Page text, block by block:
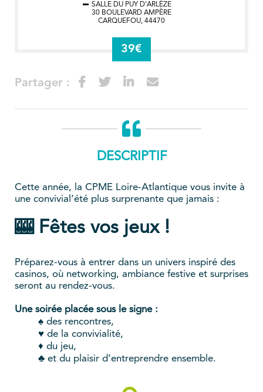
SALLE DU PUY D'ARLÈZE
30 BOULEVARD AMPÈRE
CARQUEFOU, 44470
39€
Partager :
DESCRIPTIF
Cette année, la CPME Loire-Atlantique vous invite à
une convivial’été plus surprenante que jamais :
🎰 Fêtes vos jeux !
Préparez-vous à entrer dans un univers inspiré des
casinos, où networking, ambiance festive et surprises
seront au rendez-vous.
Une soirée placée sous le signe :
♠️ des rencontres,
♥️ de la convivialité,
♦️ du jeu,
♣️ et du plaisir d’entreprendre ensemble.